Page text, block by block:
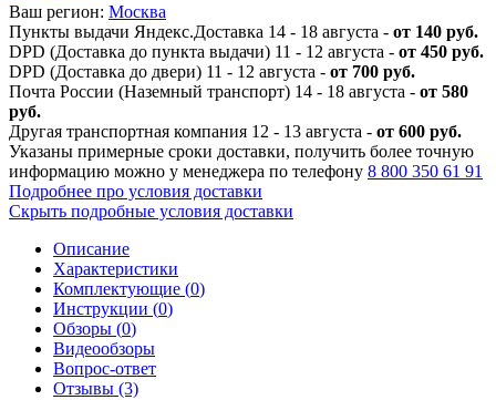
Ваш регион: Москва
Пункты выдачи Яндекс.Доставка 14 - 18 августа - от 140 руб.
DPD (Доставка до пункта выдачи) 11 - 12 августа - от 450 руб.
DPD (Доставка до двери) 11 - 12 августа - от 700 руб.
Почта России (Наземный транспорт) 14 - 18 августа - от 580
руб.
Другая транспортная компания 12 - 13 августа - от 600 руб.
Указаны примерные сроки доставки, получить более точную
информацию можно у менеджера по телефону 8 800 350 61 91
Подробнее про условия доставки
Скрыть подробные условия доставки
Описание
Характеристики
Комплектующие (0)
Инструкции (0)
Обзоры (0)
Видеообзоры
Вопрос-ответ
Отзывы (3)